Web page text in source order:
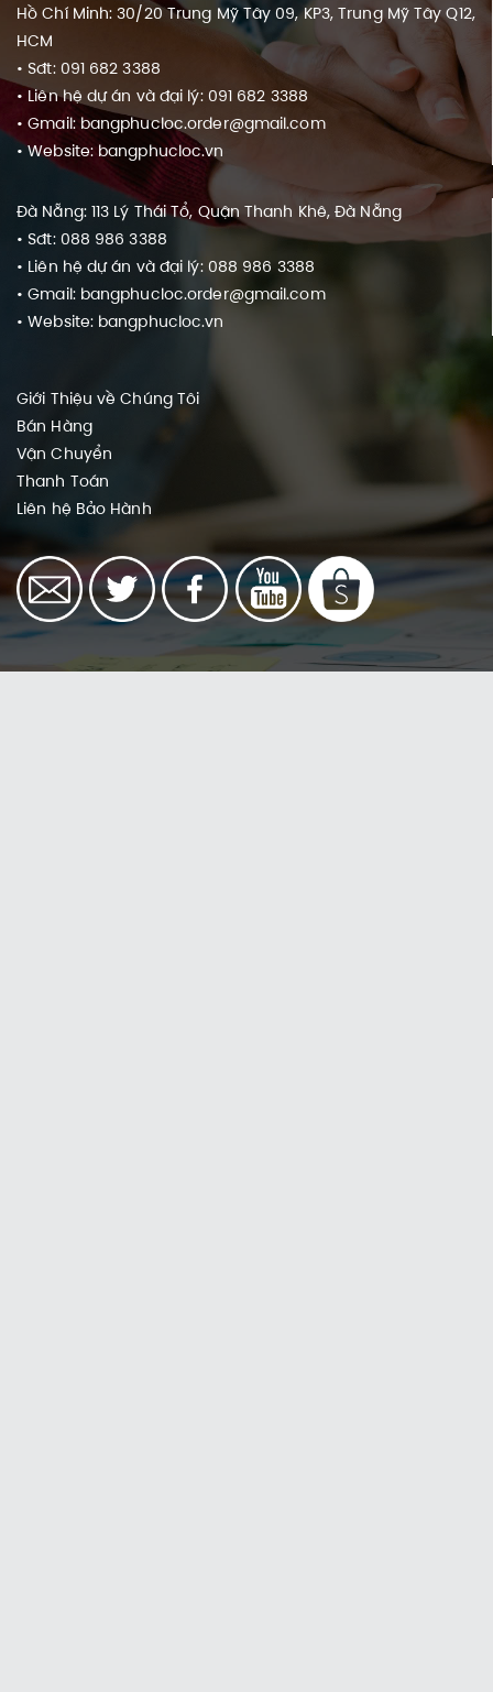
Hồ Chí Minh: 30/20 Trung Mỹ Tây 09, KP3, Trung Mỹ Tây Q12,
HCM
• Sđt: 091 682 3388
• Liên hệ dự án và đại lý: 091 682 3388
• Gmail: bangphucloc.order@gmail.com
• Website: bangphucloc.vn
Đà Nẵng: 113 Lý Thái Tổ, Quận Thanh Khê, Đà Nẵng
• Sđt: 088 986 3388
• Liên hệ dự án và đại lý: 088 986 3388
• Gmail: bangphucloc.order@gmail.com
• Website: bangphucloc.vn
Giới Thiệu về Chúng Tôi
Bán Hàng
Vận Chuyển
Thanh Toán
Liên hệ Bảo Hành